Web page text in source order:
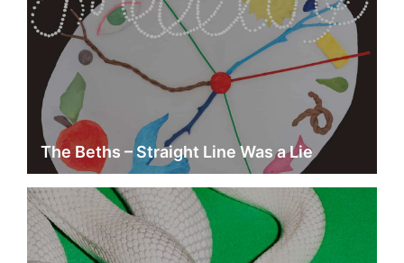
The Beths – Straight Line Was a Lie